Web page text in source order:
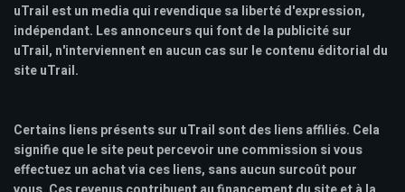
uTrail est un media qui revendique sa liberté d'expression,
indépendant. Les annonceurs qui font de la publicité sur
uTrail, n'interviennent en aucun cas sur le contenu éditorial du
site uTrail.
Certains liens présents sur uTrail sont des liens affiliés. Cela
signifie que le site peut percevoir une commission si vous
effectuez un achat via ces liens, sans aucun surcoût pour